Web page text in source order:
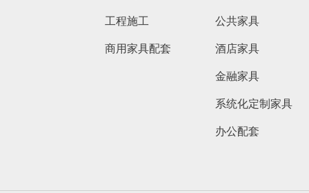
工程施工
商用家具配套
公共家具
酒店家具
金融家具
系统化定制家具
办公配套